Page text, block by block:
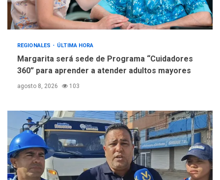
REGIONALES ÚLTIMA HORA
Margarita será sede de Programa “Cuidadores
360” para aprender a atender adultos mayores
agosto 8, 2026 103